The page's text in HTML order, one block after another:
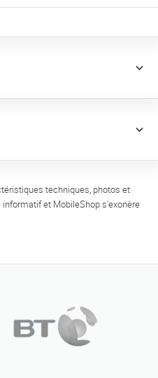
techniques, photos et
et MobileShop s'exonère